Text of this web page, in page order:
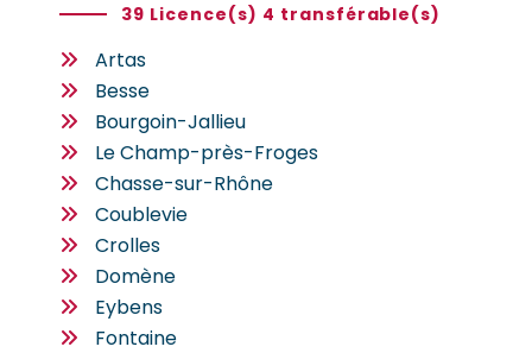
39 Licence(s) 4 transférable(s)
Artas
Besse
Bourgoin-Jallieu
Le Champ-près-Froges
Chasse-sur-Rhône
Coublevie
Crolles
Domène
Eybens
Fontaine